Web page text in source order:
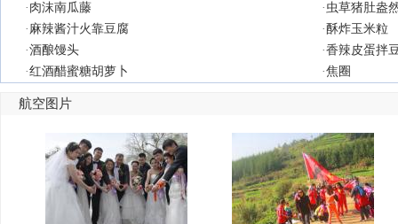
· 肉沫南瓜藤 · 虫草猪肚盎
· 麻辣酱汁火靠豆腐 · 酥炸玉米粒
·酒酿馒头 ·香辣皮蛋拌
·红酒醋蜜糖胡萝卜 ·焦圈
航空图片